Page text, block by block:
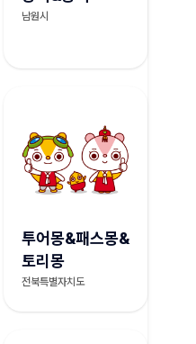
남원시
투어몽&패스몽&
토리몽
전북특별자치도